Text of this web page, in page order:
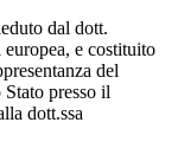
dal dott.
e costituito
del
presso il
dott.ssa